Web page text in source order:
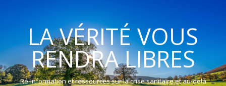
LA VÉRITÉ VOUS
RENDRA LIBRES
Ré-information et ressources sur la crise sanitaire et au-delà